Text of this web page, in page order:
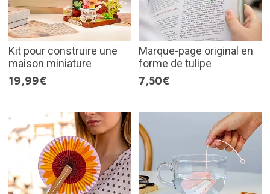
Kit pour construire une
maison miniature
19,99€
Marque-page original en
forme de tulipe
7,50€